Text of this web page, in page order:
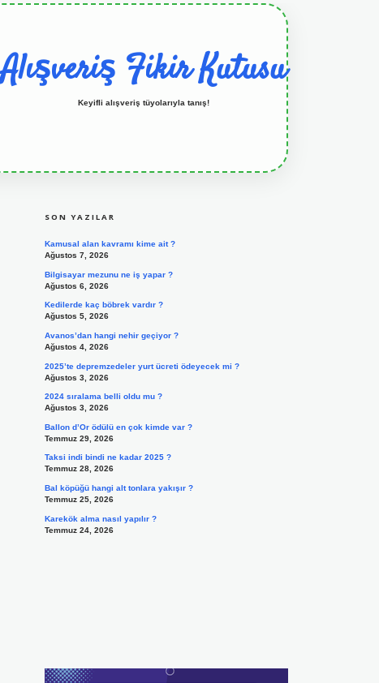
Alışveriş Fikir Kutusu
Keyifli alışveriş tüyolarıyla tanış!
SON YAZILAR
Kamusal alan kavramı kime ait ?
Ağustos 7, 2026
Bilgisayar mezunu ne iş yapar ?
Ağustos 6, 2026
Kedilerde kaç böbrek vardır ?
Ağustos 5, 2026
Avanos’dan hangi nehir geçiyor ?
Ağustos 4, 2026
2025’te depremzedeler yurt ücreti ödeyecek mi ?
Ağustos 3, 2026
2024 sıralama belli oldu mu ?
Ağustos 3, 2026
Ballon d’Or ödülü en çok kimde var ?
Temmuz 29, 2026
Taksi indi bindi ne kadar 2025 ?
Temmuz 28, 2026
Bal köpüğü hangi alt tonlara yakışır ?
Temmuz 25, 2026
Karekök alma nasıl yapılır ?
Temmuz 24, 2026